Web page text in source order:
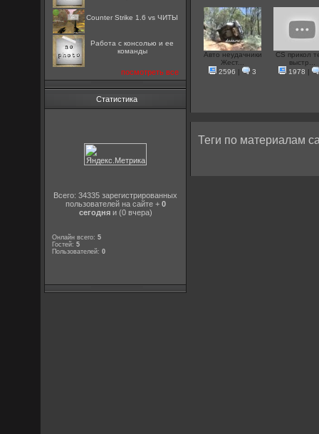
Counter Strike 1.6 vs ЧИТЫ
Работа с консолью и ее
команды
посмотреть все
Статистика
Всего: 34335 зарегистрированных
пользователей на сайте + 0
сегодняи (0 вчера)
Онлайн всего:5
Гостей:5
Пользователей:0
Авто неудачники
Жест...
2596 | 3
CS прикол
выстр...
1978 |
Теги по материалам